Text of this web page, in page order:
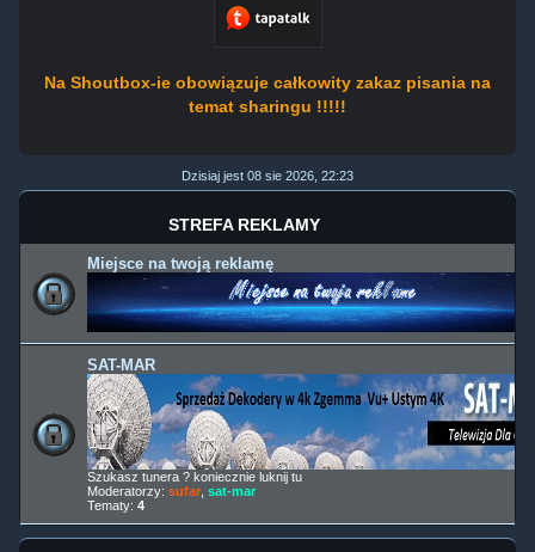
Na Shoutbox-ie obowiązuje całkowity zakaz pisania na
temat sharingu !!!!!
Dzisiaj jest 08 sie 2026, 22:23
STREFA REKLAMY
Miejsce na twoją reklamę
SAT-MAR
Szukasz tunera ? koniecznie luknij tu
Moderatorzy: sufar sat-mar
Tematy: 4